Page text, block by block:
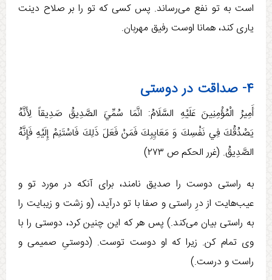
است به تو نفع می‏‌رساند. پس كسی كه تو را بر صلاح دينت
ياری كند، همانا اوست رفيق مهربان.
۴- صداقت در دوستی
أَمِيرُ الْمُؤْمِنِينَ عَلَيْهِ السَّلَامُ: انَّمَا سُمِّيَ‏ الصَّدِيقُ‏ صَدِيقاً لِأَنَّهُ‏
يَصْدُقُكَ فِي نَفْسِكَ وَ مَعَايِبِكَ فَمَنْ فَعَلَ ذَلِكَ فَاسْتَنِمْ إِلَيْهِ فَإِنَّهُ
الصَّدِيقُ. (غرر الحکم ص ۲۷۳)
به راستی دوست را صديق نامند، برای آنكه در مورد تو و
عيب‌هايت از درِ راستی و صفا با تو درآيد، (و زشت و زيبايت را
به راستی بيان می‌کند.) پس هر که این چنین کرد، دوستی را با
وی تمام کن. زیرا که او دوست توست. (دوستیِ صميمی و
راست و درست.)